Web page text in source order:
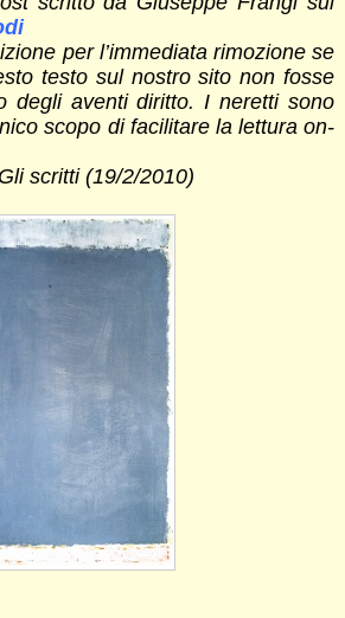
per l’immediata rimozione se
testo sul nostro sito non fosse
degli aventi diritto. I neretti sono
scopo di facilitare la lettura on-
scritti (19/2/2010)